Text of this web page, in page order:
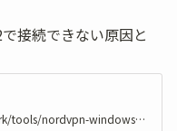
接続できない原因と
https://adventurous-cat.com/article/work/tools/nordvpn-windows-11-25h2-connection-fix